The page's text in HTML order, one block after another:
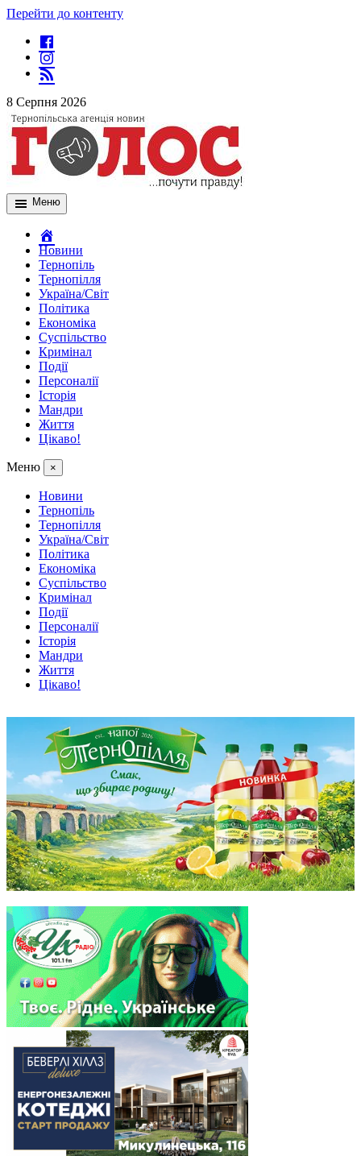
Перейти до контенту
8 Серпня 2026
Меню
Новини
Тернопіль
Тернопілля
Україна/Світ
Політика
Економіка
Суспільство
Кримінал
Події
Персоналії
Історія
Мандри
Життя
Цікаво!
Меню ×
Новини
Тернопіль
Тернопілля
Україна/Світ
Політика
Економіка
Суспільство
Кримінал
Події
Персоналії
Історія
Мандри
Життя
Цікаво!